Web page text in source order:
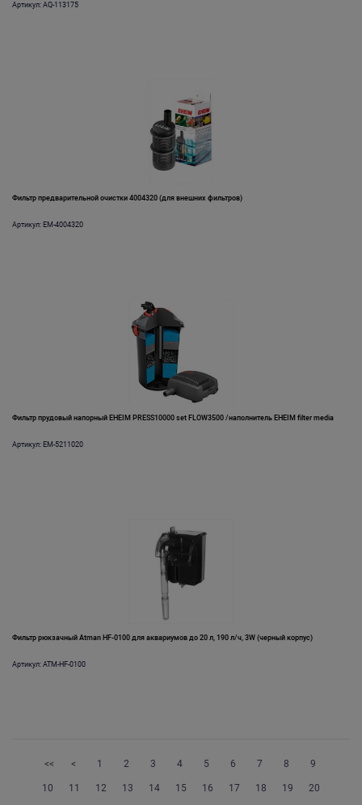
Артикул: AQ-113175
Фильтр предварительной очистки 4004320 (для внешних фильтров)
Артикул: EM-4004320
Фильтр прудовый напорный EHEIM PRESS10000 set FLOW3500 /наполнитель EHEIM filter media
Артикул: EM-5211020
Фильтр рюкзачный Atman HF-0100 для аквариумов до 20 л, 190 л/ч, 3W (черный корпус)
Артикул: ATM-HF-0100
<< < 1 2 3 4 5 6 7 8 9
10 11 12 13 14 15 16 17 18 19 20